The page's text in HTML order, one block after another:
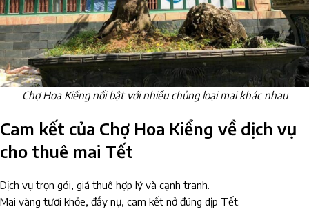
Chợ Hoa Kiểng nổi bật với nhiều chủng loại mai khác nhau
Cam kết của Chợ Hoa Kiểng về dịch vụ
cho thuê mai Tết
Dịch vụ trọn gói, giá thuê hợp lý và cạnh tranh.
Mai vàng tươi khỏe, đầy nụ, cam kết nở đúng dịp Tết.